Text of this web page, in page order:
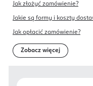
Jak złożyć zamówienie?
Jakie są formy i koszty
Jak opłacić zamówienie?
Zobacz więcej